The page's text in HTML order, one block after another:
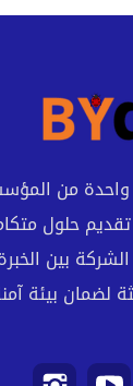
من
حلول
بين
لضمان بيئة